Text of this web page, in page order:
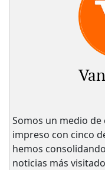
Somos un medio
impreso con cinco
hemos
noticias más